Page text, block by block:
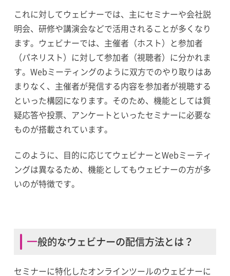
これに対してウェビナーでは、主にセミナーや会社説
明会、研修や講演会などで活用されることが多くなり
ます。ウェビナーでは、主催者（ホスト）と参加者
（パネリスト）に対して参加者（視聴者）に分かれま
す。Webミーティングのように双方でのやり取りはあ
まりなく、主催者が発信する内容を参加者が視聴する
といった構図になります。そのため、機能としては質
疑応答や投票、アンケートといったセミナーに必要な
ものが搭載されています。
このように、目的に応じてウェビナーとWebミーティ
ングは異なるため、機能としてもウェビナーの方が多
いのが特徴です。
一般的なウェビナーの配信方法とは？
セミナーに特化したオンラインツールのウェビナーに